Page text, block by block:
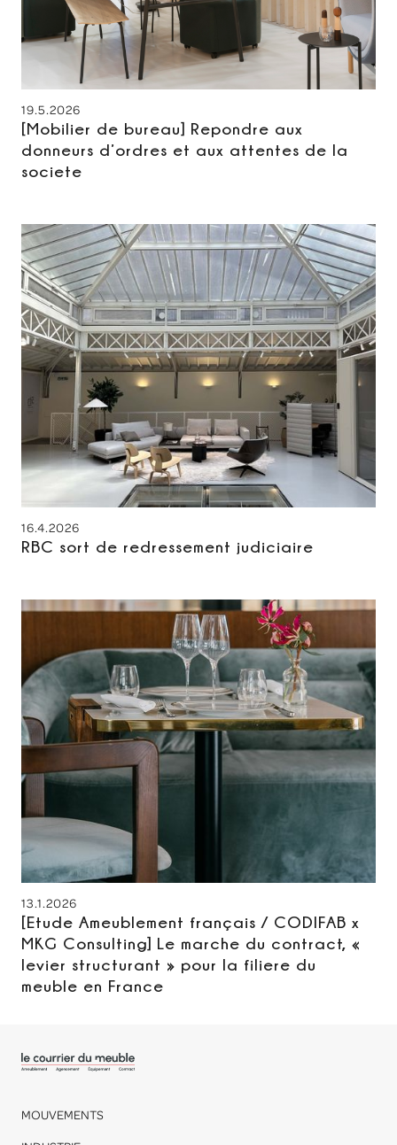
19.5.2026
[Mobilier de bureau] Repondre aux
donneurs d’ordres et aux attentes de la
societe
16.4.2026
RBC sort de redressement judiciaire
13.1.2026
[Etude Ameublement français / CODIFAB x
MKG Consulting] Le marche du contract, «
levier structurant » pour la filiere du
meuble en France
MOUVEMENTS